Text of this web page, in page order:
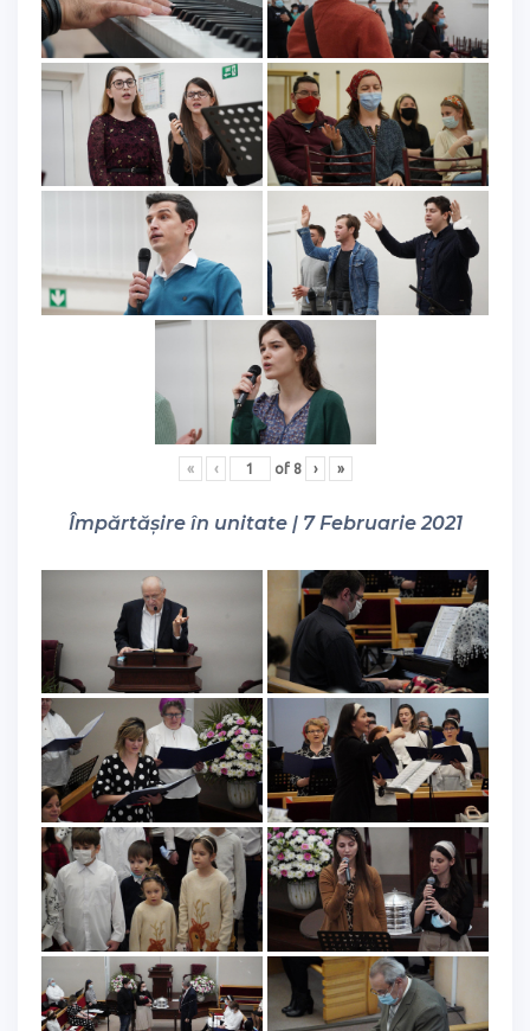
« ‹ of 8 › »
Împărtășire în unitate | 7 Februarie 2021